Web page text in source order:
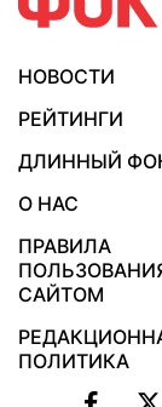
НОВОСТИ
РЕЙТИНГИ
ДЛИННЫЙ
О НАС
ПРАВИЛА
САЙТОМ
ПОЛИТИКА